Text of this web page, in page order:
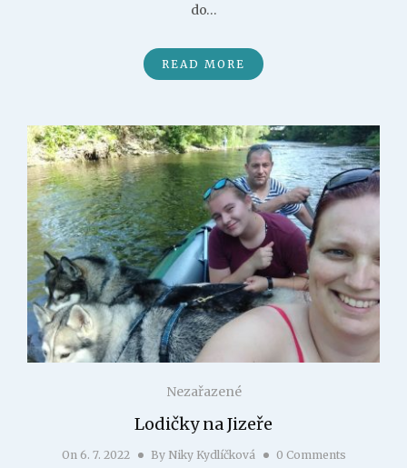
do…
READ MORE
Nezařazené
Lodičky na Jizeře
On6. 7. 2022 By Niky Kydlíčková 0 Comments